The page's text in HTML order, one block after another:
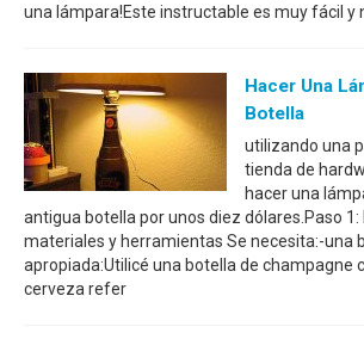
una lámpara!Este instructable es muy fácil y
Hacer Una
Botella
utilizando una
tienda de
hacer una
antigua botella por unos diez dólares.Paso 1:
materiales y herramientas Se necesita:-una
apropiada:Utilicé una botella de champagne
cerveza refer